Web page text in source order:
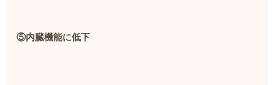
⑤内臓機能に低下